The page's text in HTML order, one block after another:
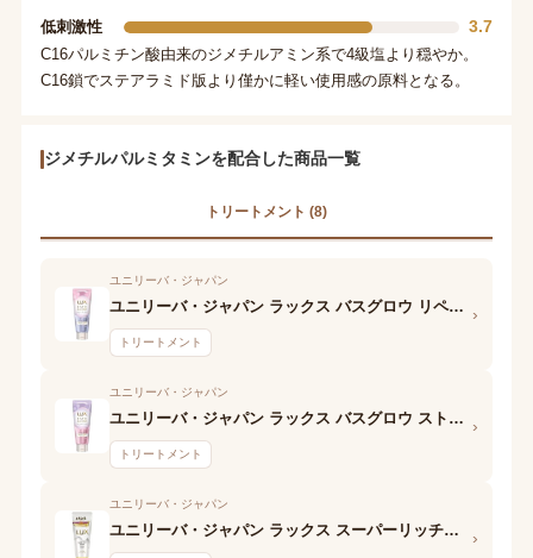
低刺激性 3.7
C16パルミチン酸由来のジメチルアミン系で4級塩より穏やか。
C16鎖でステアラミド版より僅かに軽い使用感の原料となる。
ジメチルパルミタミンを配合した商品一覧
トリートメント (8)
ユニリーバ・ジャパン
ユニリーバ・ジャパン ラックス バスグロウ リペア&シャイン ヘアマスク
トリートメント
›
ユニリーバ・ジャパン
ユニリーバ・ジャパン ラックス バスグロウ ストレート&シャイン ヘアマスク
トリートメント
›
ユニリーバ・ジャパン
ユニリーバ・ジャパン ラックス スーパーリッチシャイン モイスチャー とろとろ保湿トリートメント ›